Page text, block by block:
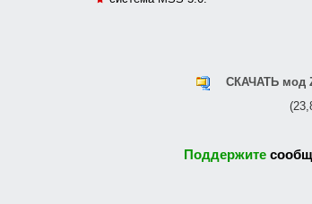
СКАЧАТЬ мод
Поддержите